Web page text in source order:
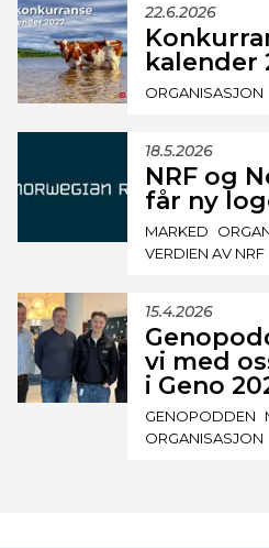
22.6.2026
kalender
ORGANISASJON
18.5.2026
NRF og
får ny
MARKED
VERDIEN AV NRF
15.4.2026
vi med
i Geno
GENOPODDEN
ORGANISASJON